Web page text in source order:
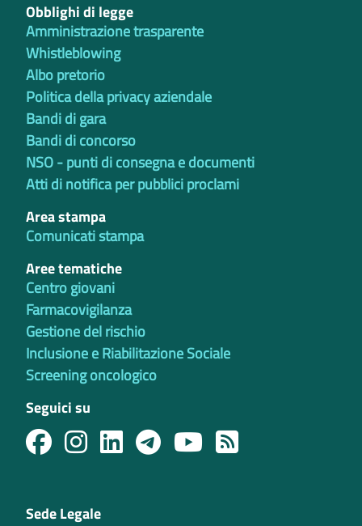
Obblighi di legge
Amministrazione trasparente
Whistleblowing
Albo pretorio
Politica della privacy aziendale
Bandi di gara
Bandi di concorso
NSO - punti di consegna e documenti
Atti di notifica per pubblici proclami
Area stampa
Comunicati stampa
Aree tematiche
Centro giovani
Farmacovigilanza
Gestione del rischio
Inclusione e Riabilitazione Sociale
Screening oncologico
Seguici su
Sede Legale